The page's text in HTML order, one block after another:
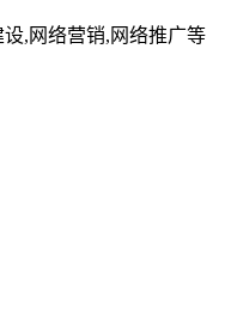
设,网络营销,网络推广等